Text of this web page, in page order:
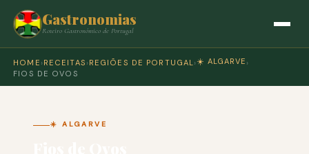
Gastronomias
Roteiro Gastronómico de Portugal
HOME › RECEITAS › REGIÕES DE PORTUGAL › ☀️ ALGARVE ›
FIOS DE OVOS
☀️ ALGARVE